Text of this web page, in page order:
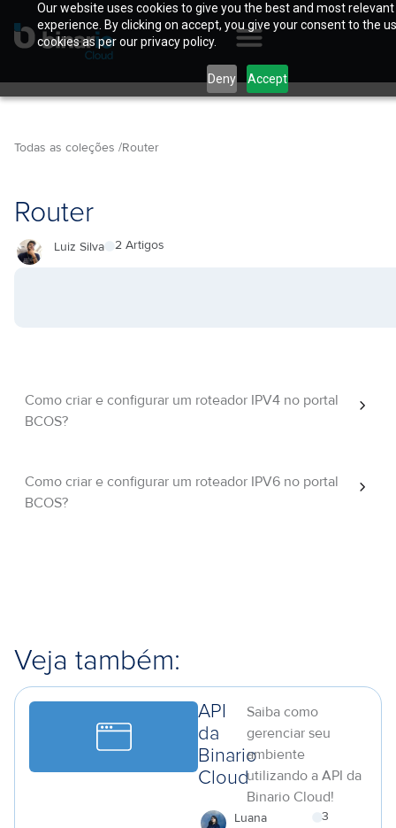
Our website uses cookies to give you the best and most relevant
experience. By clicking on accept, you give your consent to the
cookies as per our privacy policy.
Deny Accept
Todas as coleções /Router
Router
Luiz Silva 2 Artigos
Como criar e configurar um roteador IPV4 no portal
BCOS?
Como criar e configurar um roteador IPV6 no portal
BCOS?
Veja também:
API
da
Binario
Cloud
Saiba como
gerenciar seu
ambiente
utilizando a API da
Binario Cloud!
Luana
3